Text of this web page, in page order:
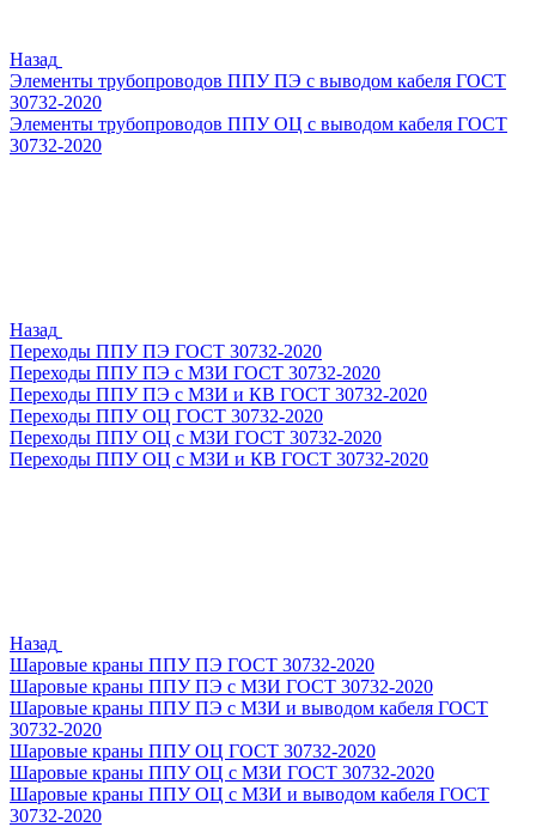
Назад
Элементы трубопроводов ППУ ПЭ с выводом кабеля ГОСТ
30732-2020
Элементы трубопроводов ППУ ОЦ с выводом кабеля ГОСТ
30732-2020
Назад
Переходы ППУ ПЭ ГОСТ 30732-2020
Переходы ППУ ПЭ с МЗИ ГОСТ 30732-2020
Переходы ППУ ПЭ с МЗИ и КВ ГОСТ 30732-2020
Переходы ППУ ОЦ ГОСТ 30732-2020
Переходы ППУ ОЦ с МЗИ ГОСТ 30732-2020
Переходы ППУ ОЦ с МЗИ и КВ ГОСТ 30732-2020
Назад
Шаровые краны ППУ ПЭ ГОСТ 30732-2020
Шаровые краны ППУ ПЭ с МЗИ ГОСТ 30732-2020
Шаровые краны ППУ ПЭ с МЗИ и выводом кабеля ГОСТ
30732-2020
Шаровые краны ППУ ОЦ ГОСТ 30732-2020
Шаровые краны ППУ ОЦ с МЗИ ГОСТ 30732-2020
Шаровые краны ППУ ОЦ с МЗИ и выводом кабеля ГОСТ
30732-2020